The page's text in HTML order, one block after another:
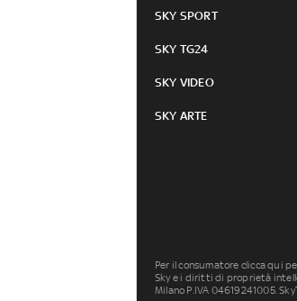
SKY SPORT
SKY TG24
SKY VIDEO
SKY ARTE
Per il consumatore clicca qui
Sky e i diritti di proprietà
Milano P.IVA 04619241005.